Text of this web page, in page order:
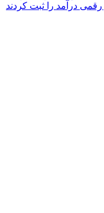
درآمد را ثبت کردند